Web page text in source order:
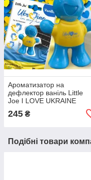
Ароматизатор на
дефлектор ваніль Little
Joe I LOVE UKRAINE
245 ₴
Подібні товари